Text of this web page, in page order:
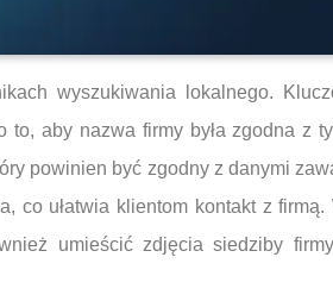
wyszukiwania lokalnego.
to, aby nazwa firmy była zgodna z
powinien być zgodny z danymi
co ułatwia klientom kontakt z firmą.
umieścić zdjęcia siedziby